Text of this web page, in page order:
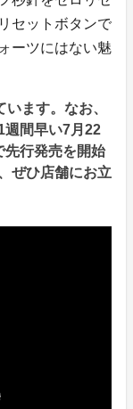
セットボタンで
ーツにはない魅
ます。なお、
週間早い7月22
先行発売を開始
ぜひ店舗にお立